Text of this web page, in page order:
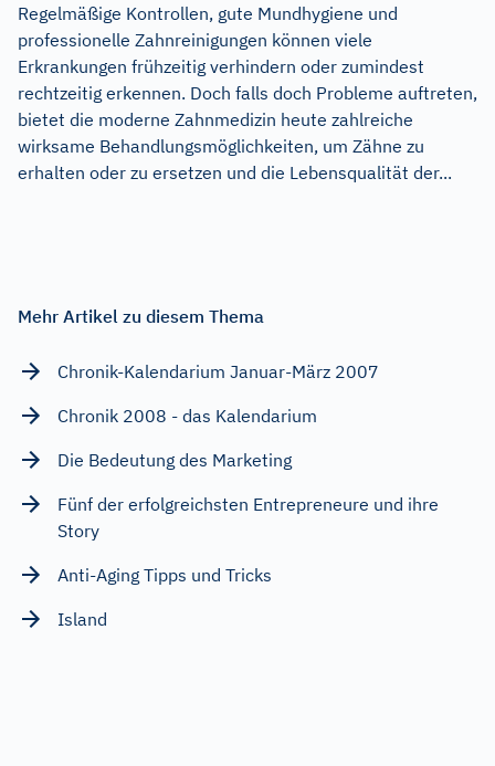
Regelmäßige Kontrollen, gute Mundhygiene und
professionelle Zahnreinigungen können viele
Erkrankungen frühzeitig verhindern oder zumindest
rechtzeitig erkennen. Doch falls doch Probleme auftreten,
bietet die moderne Zahnmedizin heute zahlreiche
wirksame Behandlungsmöglichkeiten, um Zähne zu
erhalten oder zu ersetzen und die Lebensqualität der...
Mehr Artikel zu diesem Thema
Chronik-Kalendarium Januar-März 2007
Chronik 2008 - das Kalendarium
Die Bedeutung des Marketing
Fünf der erfolgreichsten Entrepreneure und ihre
Story
Anti-Aging Tipps und Tricks
Island